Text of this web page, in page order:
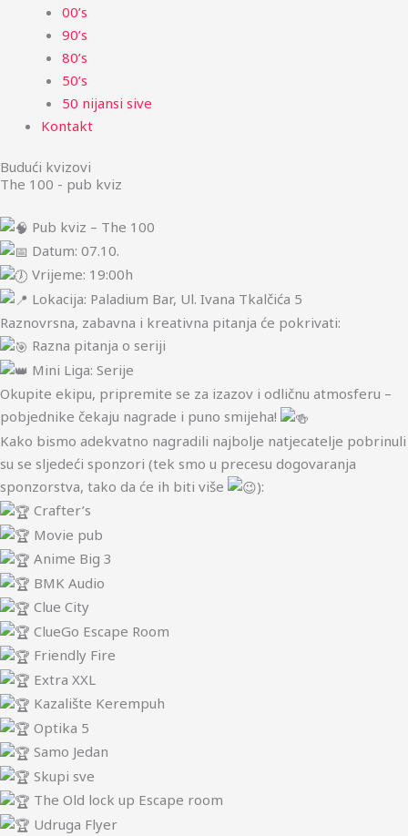
00’s
90’s
80’s
50’s
50 nijansi sive
Kontakt
Budući kvizovi
The 100 - pub kviz
Pub kviz – The 100
Datum: 07.10.
Vrijeme: 19:00h
Lokacija: Paladium Bar, Ul. Ivana Tkalčića 5
Raznovrsna, zabavna i kreativna pitanja će pokrivati:
Razna pitanja o seriji
Mini Liga: Serije
Okupite ekipu, pripremite se za izazov i odličnu atmosferu –
pobjednike čekaju nagrade i puno smijeha!
Kako bismo adekvatno nagradili najbolje natjecatelje pobrinuli
su se sljedeći sponzori (tek smo u precesu dogovaranja
sponzorstva, tako da će ih biti više
):
Crafter’s
Movie pub
Anime Big 3
BMK Audio
Clue City
ClueGo Escape Room
Friendly Fire
Extra XXL
Kazalište Kerempuh
Optika 5
Samo Jedan
Skupi sve
The Old lock up Escape room
Udruga Flyer